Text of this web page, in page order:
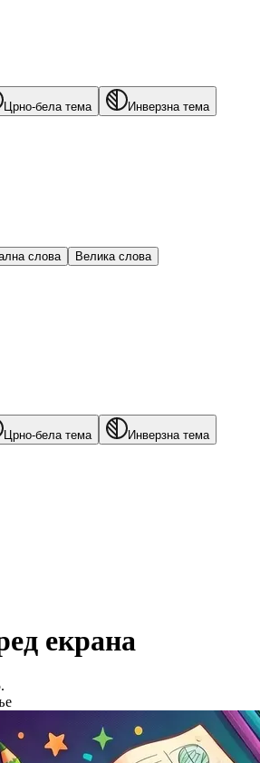
Црно-бела тема Инверзна тема
слова Велика слова
Црно-бела тема Инверзна тема
екрана